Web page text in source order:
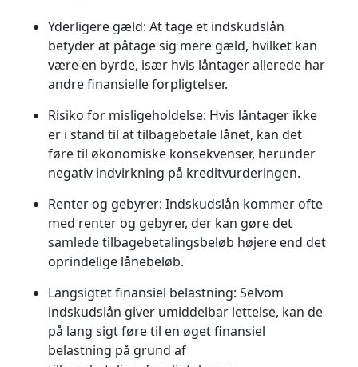
Yderligere gæld: At tage et indskudslån
betyder at påtage sig mere gæld, hvilket kan
være en byrde, især hvis låntager allerede har
andre finansielle forpligtelser.
Risiko for misligeholdelse: Hvis låntager ikke
er i stand til at tilbagebetale lånet, kan det
føre til økonomiske konsekvenser, herunder
negativ indvirkning på kreditvurderingen.
Renter og gebyrer: Indskudslån kommer ofte
med renter og gebyrer, der kan gøre det
samlede tilbagebetalingsbeløb højere end det
oprindelige lånebeløb.
Langsigtet finansiel belastning: Selvom
indskudslån giver umiddelbar lettelse, kan de
på lang sigt føre til en øget finansiel
belastning på grund af